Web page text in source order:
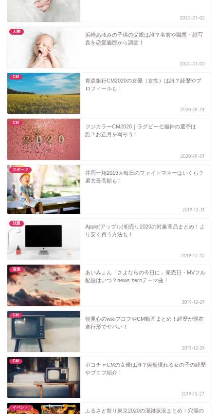
2020-01-02
人物
浜崎あゆみの子供の父親は誰？名前や職業・顔写
真を恋愛遍歴から調査！
2020-01-02
CM
青森銀行CM2020の女優（女性）は誰？経歴やプ
ロフィールも！
2020-01-01
CM
フジカラーCM2020｜ラグビー七福神の選手は
誰？お正月を写そう！
2020-01-01
スポーツ
井岡一翔2019大晦日のファイトマネーはいくら？
過去最高額も！
2019-12-31
話題
Apple(アップル)初売り2020の対象商品まとめ！よ
り安く買う方法も！
2019-12-30
音楽
あいみょん「さよならの今日に」発売日・MVフル
配信はいつ？news zeroテーマ曲！
2019-12-29
CM
朝見心のwikiプロフやCM動画まとめ！経歴が現在
進行形でヤバい！
2019-12-29
CM
ポコチャCMの女優は誰？突然現れる女の子の経歴
やプロフ紹介！
2019-12-27
イベント
ふるさと祭り東京2020の混雑状況まとめ！穴場の